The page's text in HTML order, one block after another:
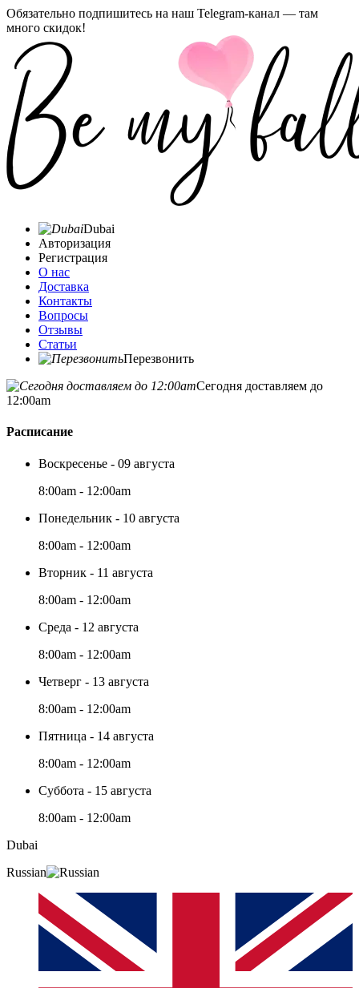
Обязательно подпишитесь на наш Telegram-канал — там
много скидок!
Dubai
Авторизация
Регистрация
О нас
Доставка
Контакты
Вопросы
Отзывы
Статьи
Перезвонить
Сегодня доставляем до
12:00am
Расписание
Воскресенье - 09 августа
8:00am - 12:00am
Понедельник - 10 августа
8:00am - 12:00am
Вторник - 11 августа
8:00am - 12:00am
Среда - 12 августа
8:00am - 12:00am
Четверг - 13 августа
8:00am - 12:00am
Пятница - 14 августа
8:00am - 12:00am
Суббота - 15 августа
8:00am - 12:00am
Dubai
Russian